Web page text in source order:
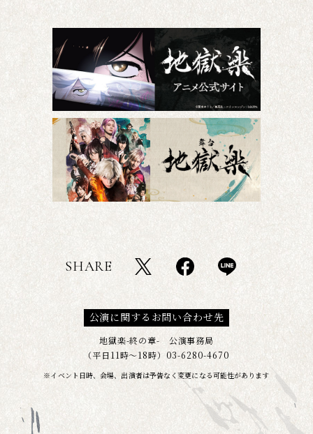
公演に関するお問い合わせ先
地獄楽-終の章- 公演事務局
（平日11時～18時）03-6280-4670
※イベント日時、会場、出演者は予告なく変更になる可能性があります
SHARE
t
e
r
s
e
o
o
k
s
I
r